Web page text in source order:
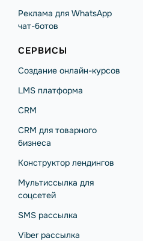
Реклама для WhatsApp
чат-ботов
СЕРВИСЫ
Создание онлайн-курсов
LMS платформа
CRM
CRM для товарного
бизнеса
Конструктор лендингов
Мультиссылка для
соцсетей
SMS рассылка
Viber рассылка